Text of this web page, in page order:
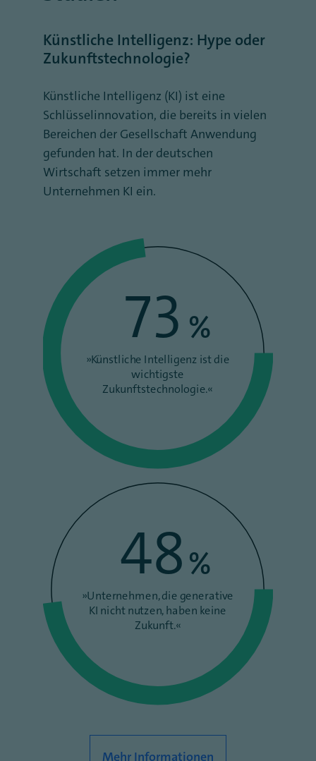
Künstliche Intelligenz: Hype oder
Zukunftstechnologie?
Künstliche Intelligenz (KI) ist eine
Schlüsselinnovation, die bereits in vielen
Bereichen der Gesellschaft Anwendung
gefunden hat. In der deutschen
Wirtschaft setzen immer mehr
Unternehmen KI ein.
73 %
»Künstliche Intelligenz ist die
wichtigste
Zukunftstechnologie.«
48%
»Unternehmen, die generative
KI nicht nutzen, haben keine
Zukunft.«
Mehr Informationen